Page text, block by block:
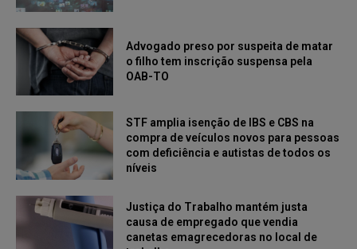
Advogado preso por suspeita de matar
o filho tem inscrição suspensa pela
OAB-TO
STF amplia isenção de IBS e CBS na
compra de veículos novos para pessoas
com deficiência e autistas de todos os
níveis
Justiça do Trabalho mantém justa
causa de empregado que vendia
canetas emagrecedoras no local de